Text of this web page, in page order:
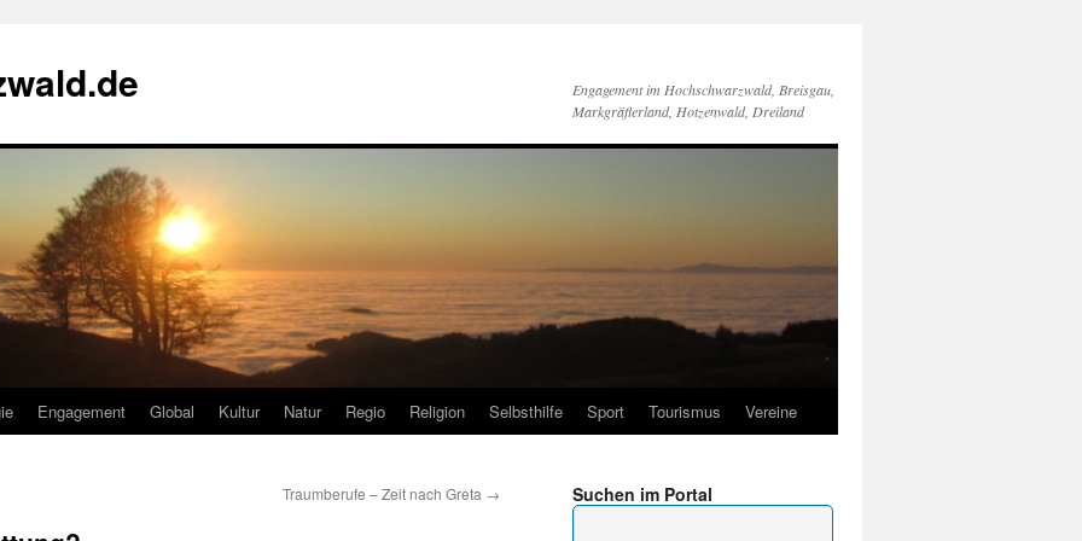
Engagement im Hochschwarzwald, Breisgau,
Markgräflerland, Hotzenwald, Dreiland
Engagement Global Kultur Natur Regio Religion Selbsthilfe Sport Tourismus Vereine
Traumberufe – Zeit nach Greta → Suchen im Portal